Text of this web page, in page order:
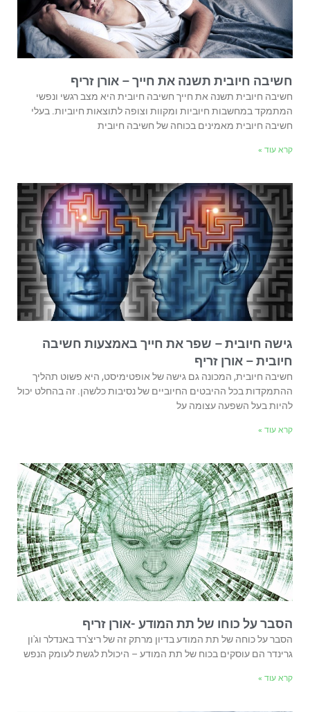
חשיבה חיובית תשנה את חייך – אורן זריף
חשיבה חיובית תשנה את חייך חשיבה חיובית היא מצב רגשי ונפשי
המתמקד במחשבות חיוביות ומקוות וצופה לתוצאות חיוביות. בעלי
חשיבה חיובית מאמינים בכוחה של חשיבה חיובית
קרא עוד »
גישה חיובית – שפר את חייך באמצעות חשיבה
חיובית – אורן זריף
חשיבה חיובית, המכונה גם גישה של אופטימיסט, היא פשוט תהליך
ההתמקדות בכל ההיבטים החיוביים של נסיבות כלשהן. זה בהחלט יכול
להיות בעל השפעה עצומה על
קרא עוד »
הסבר על כוחו של תת המודע -אורן זריף
הסבר על כוחה של תת המודע בדיון מרתק זה של ריצ'רד באנדלר וג'ון
גרינדר הם עוסקים בכוח של תת המודע – היכולת לגשת לעומק הנפש
קרא עוד »